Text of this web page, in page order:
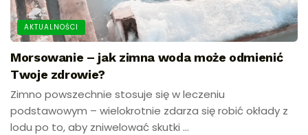
AKTUALNOŚCI
Morsowanie – jak zimna woda może odmienić
Twoje zdrowie?
Zimno powszechnie stosuje się w leczeniu
podstawowym – wielokrotnie zdarza się robić okłady z
lodu po to, aby zniwelować skutki ...